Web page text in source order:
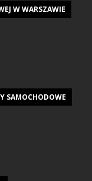
W WARSZAWIE
SAMOCHODOWE